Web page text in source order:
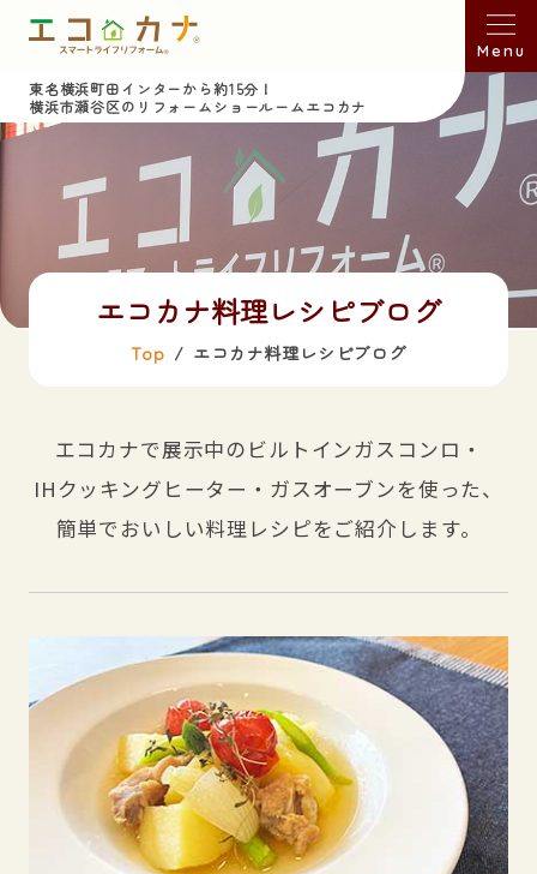
東名横浜町田インターから約15分！
横浜市瀬谷区のリフォームショールームエコカナ
Menu
エコカナ料理レシピブログ
Top エコカナ料理レシピブログ
エコカナで展示中のビルトインガスコンロ・
IHクッキングヒーター・ガスオーブンを使った、
簡単でおいしい料理レシピをご紹介します。